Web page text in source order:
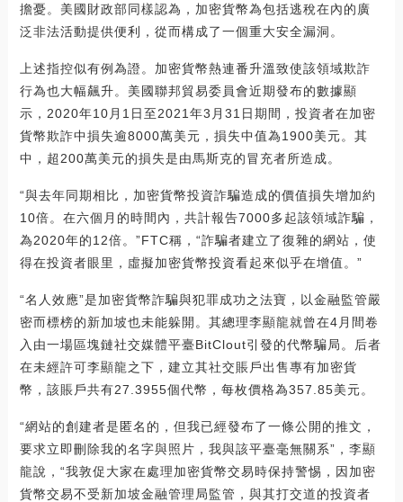
擔憂。美國財政部同樣認為，加密貨幣為包括逃稅在內的廣
泛非法活動提供便利，從而構成了一個重大安全漏洞。
上述指控似有例為證。加密貨幣熱連番升溫致使該領域欺詐
行為也大幅飆升。美國聯邦貿易委員會近期發布的數據顯
示，2020年10月1日至2021年3月31日期間，投資者在加密
貨幣欺詐中損失逾8000萬美元，損失中值為1900美元。其
中，超200萬美元的損失是由馬斯克的冒充者所造成。
“與去年同期相比，加密貨幣投資詐騙造成的價值損失增加約
10倍。在六個月的時間內，共計報告7000多起該領域詐騙，
為2020年的12倍。”FTC稱，“詐騙者建立了復雜的網站，使
得在投資者眼里，虛擬加密貨幣投資看起來似乎在增值。”
“名人效應”是加密貨幣詐騙與犯罪成功之法寶，以金融監管嚴
密而標榜的新加坡也未能躲開。其總理李顯龍就曾在4月間卷
入由一場區塊鏈社交媒體平臺BitClout引發的代幣騙局。后者
在未經許可李顯龍之下，建立其社交賬戶出售專有加密貨
幣，該賬戶共有27.3955個代幣，每枚價格為357.85美元。
“網站的創建者是匿名的，但我已經發布了一條公開的推文，
要求立即刪除我的名字與照片，我與該平臺毫無關系”，李顯
龍說，“我敦促大家在處理加密貨幣交易時保持警惕，因加密
貨幣交易不受新加坡金融管理局監管，與其打交道的投資者